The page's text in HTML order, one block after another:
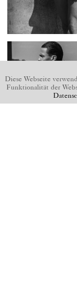
Diese Webseite
Funktionalität der